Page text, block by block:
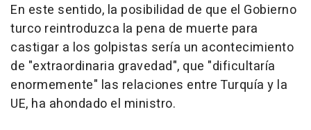
En este sentido, la posibilidad de que el Gobierno
turco reintroduzca la pena de muerte para
castigar a los golpistas sería un acontecimiento
de "extraordinaria gravedad", que "dificultaría
enormemente" las relaciones entre Turquía y la
UE, ha ahondado el ministro.